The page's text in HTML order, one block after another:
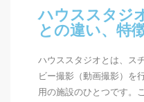
ハウススタジ
との違い、特
ハウススタジオとは、ス
ビー撮影（動画撮影）を
用の施設のひとつです。